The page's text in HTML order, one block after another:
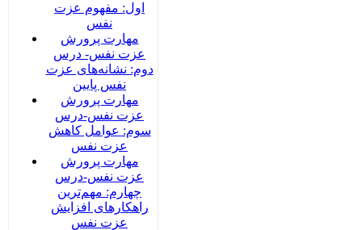
اول: مفهوم عزت
نفس
مهارت پرورش
عزت نفس- درس
دوم: نشانه‌های عزت
نفس پایین
مهارت پرورش
عزت نفس-درس
سوم: عوامل کاهش
عزت نفس
مهارت پرورش
عزت نفس-درس
چهارم: مهم‌ترین
راهکارهای افزایش
عزت نفس